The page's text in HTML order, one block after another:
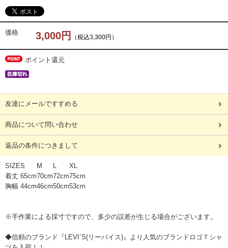
価格 3,000円 （税込3,300円）
ポイント還元
友達にメールですすめる
商品について問い合わせ
返品の条件につきまして
SIZES M L
XL
着丈 65cm70cm72cm75cm
胸幅 44cm46cm50cm53cm
※手作業による採寸ですので、多少の誤差が生じる場合がございます。
◆信頼のブランド『LEVI`S(リーバイス)』より人気のブランドロゴＴシャ